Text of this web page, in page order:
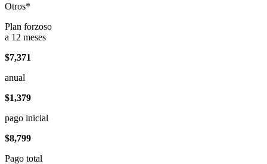
Otros*
Plan forzoso
a 12 meses
$7,371
anual
$1,379
pago inicial
$8,799
Pago total